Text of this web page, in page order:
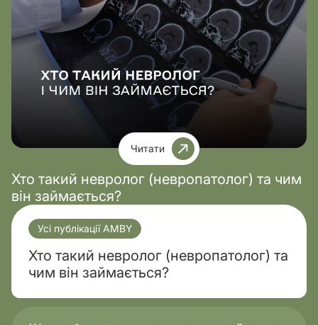
Читати
Хто такий невролог (невропатолог) та чим
він займається?
Усі публікації AMBY
Хто такий невролог (невропатолог) та
чим він займається?